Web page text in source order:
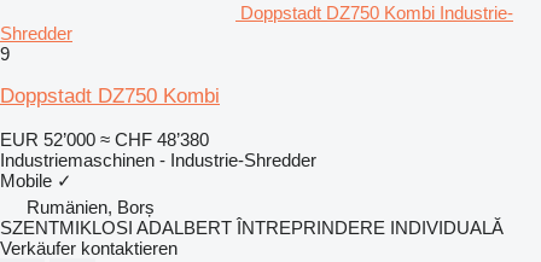
Doppstadt DZ750 Kombi Industrie-
Shredder
9
Doppstadt DZ750 Kombi
EUR 52’000 ≈ CHF 48’380
Industriemaschinen - Industrie-Shredder
Mobile ✓
Rumänien, Borș
SZENTMIKLOSI ADALBERT ÎNTREPRINDERE INDIVIDUALĂ
Verkäufer kontaktieren